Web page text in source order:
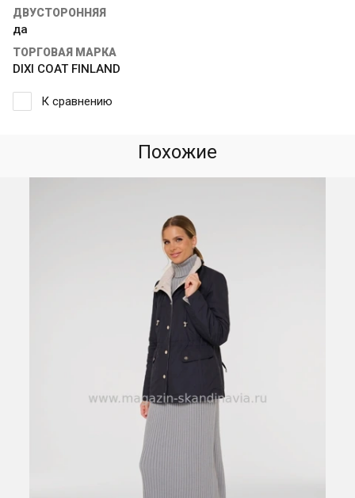
ДВУСТОРОННЯЯ
да
ТОРГОВАЯ МАРКА
DIXI COAT FINLAND
К сравнению
Похожие